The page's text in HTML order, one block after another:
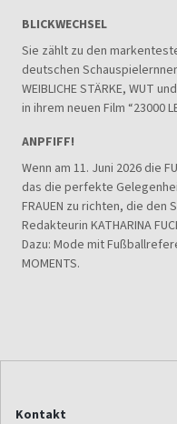
BLICKWECHSEL
Sie zählt zu den
deutschen
WEIBLICHE STÄRKE, WUT
in ihrem neuen Film “23000
ANPFIFF!
Wenn am 11. Juni 2026 die
das die perfekte
FRAUEN zu richten, die den
Redakteurin KATHARINA
Dazu: Mode mit
MOMENTS.
Kontakt